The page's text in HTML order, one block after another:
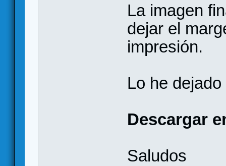
La imagen
dejar el
impresión.
Lo he
Descargar
Saludos